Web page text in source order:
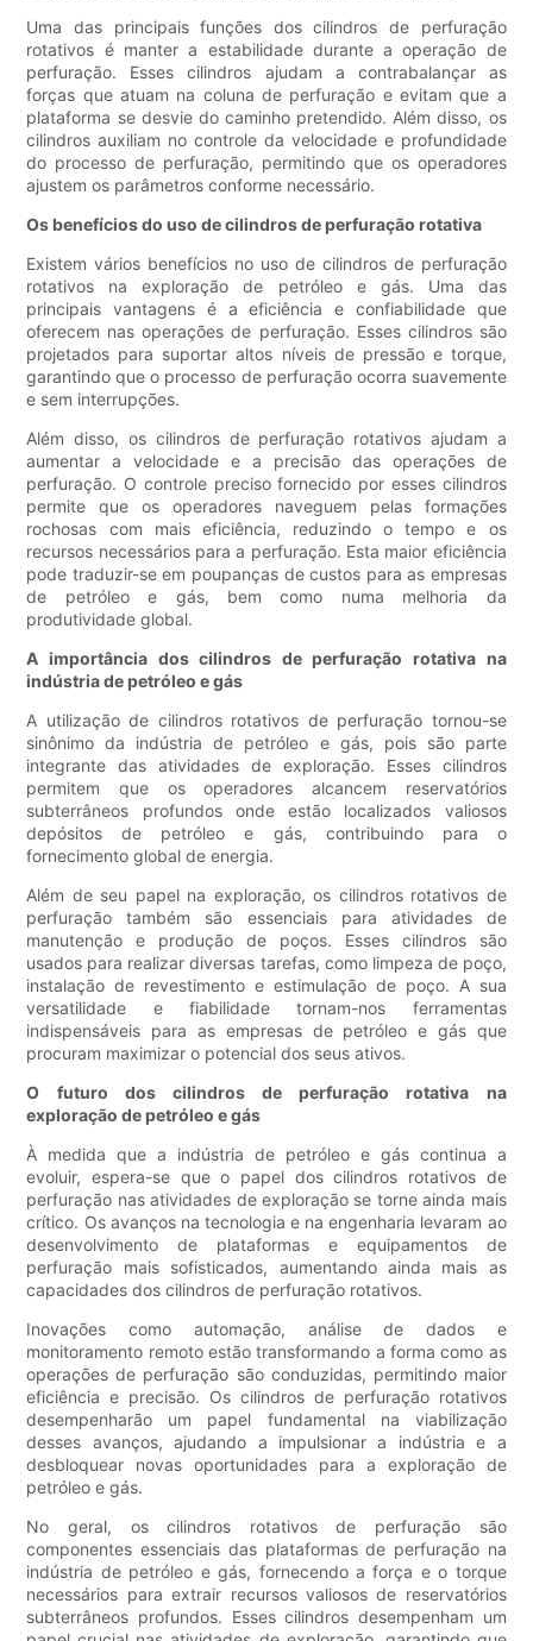
Uma das principais funções dos cilindros de perfuração
rotativos é manter a estabilidade durante a operação de
perfuração. Esses cilindros ajudam a contrabalançar as
forças que atuam na coluna de perfuração e evitam que a
plataforma se desvie do caminho pretendido. Além disso, os
cilindros auxiliam no controle da velocidade e profundidade
do processo de perfuração, permitindo que os operadores
ajustem os parâmetros conforme necessário.
Os benefícios do uso de cilindros de perfuração rotativa
Existem vários benefícios no uso de cilindros de perfuração
rotativos na exploração de petróleo e gás. Uma das
principais vantagens é a eficiência e confiabilidade que
oferecem nas operações de perfuração. Esses cilindros são
projetados para suportar altos níveis de pressão e torque,
garantindo que o processo de perfuração ocorra suavemente
e sem interrupções.
Além disso, os cilindros de perfuração rotativos ajudam a
aumentar a velocidade e a precisão das operações de
perfuração. O controle preciso fornecido por esses cilindros
permite que os operadores naveguem pelas formações
rochosas com mais eficiência, reduzindo o tempo e os
recursos necessários para a perfuração. Esta maior eficiência
pode traduzir-se em poupanças de custos para as empresas
de petróleo e gás, bem como numa melhoria da
produtividade global.
A importância dos cilindros de perfuração rotativa na
indústria de petróleo e gás
A utilização de cilindros rotativos de perfuração tornou-se
sinônimo da indústria de petróleo e gás, pois são parte
integrante das atividades de exploração. Esses cilindros
permitem que os operadores alcancem reservatórios
subterrâneos profundos onde estão localizados valiosos
depósitos de petróleo e gás, contribuindo para o
fornecimento global de energia.
Além de seu papel na exploração, os cilindros rotativos de
perfuração também são essenciais para atividades de
manutenção e produção de poços. Esses cilindros são
usados ​​para realizar diversas tarefas, como limpeza de poço,
instalação de revestimento e estimulação de poço. A sua
versatilidade e fiabilidade tornam-nos ferramentas
indispensáveis ​​para as empresas de petróleo e gás que
procuram maximizar o potencial dos seus ativos.
O futuro dos cilindros de perfuração rotativa na
exploração de petróleo e gás
À medida que a indústria de petróleo e gás continua a
evoluir, espera-se que o papel dos cilindros rotativos de
perfuração nas atividades de exploração se torne ainda mais
crítico. Os avanços na tecnologia e na engenharia levaram ao
desenvolvimento de plataformas e equipamentos de
perfuração mais sofisticados, aumentando ainda mais as
capacidades dos cilindros de perfuração rotativos.
Inovações como automação, análise de dados e
monitoramento remoto estão transformando a forma como as
operações de perfuração são conduzidas, permitindo maior
eficiência e precisão. Os cilindros de perfuração rotativos
desempenharão um papel fundamental na viabilização
desses avanços, ajudando a impulsionar a indústria e a
desbloquear novas oportunidades para a exploração de
petróleo e gás.
No geral, os cilindros rotativos de perfuração são
componentes essenciais das plataformas de perfuração na
indústria de petróleo e gás, fornecendo a força e o torque
necessários para extrair recursos valiosos de reservatórios
subterrâneos profundos. Esses cilindros desempenham um